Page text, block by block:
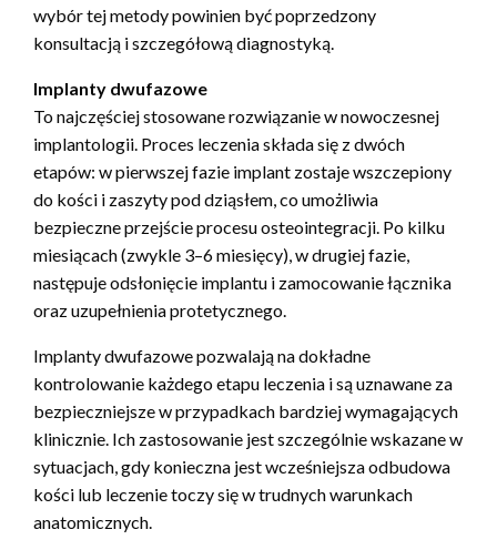
wybór tej metody powinien być poprzedzony
konsultacją i szczegółową diagnostyką.
Implanty dwufazowe
To najczęściej stosowane rozwiązanie w nowoczesnej
implantologii. Proces leczenia składa się z dwóch
etapów: w pierwszej fazie implant zostaje wszczepiony
do kości i zaszyty pod dziąsłem, co umożliwia
bezpieczne przejście procesu osteointegracji. Po kilku
miesiącach (zwykle 3–6 miesięcy), w drugiej fazie,
następuje odsłonięcie implantu i zamocowanie łącznika
oraz uzupełnienia protetycznego.
Implanty dwufazowe pozwalają na dokładne
kontrolowanie każdego etapu leczenia i są uznawane za
bezpieczniejsze w przypadkach bardziej wymagających
klinicznie. Ich zastosowanie jest szczególnie wskazane w
sytuacjach, gdy konieczna jest wcześniejsza odbudowa
kości lub leczenie toczy się w trudnych warunkach
anatomicznych.